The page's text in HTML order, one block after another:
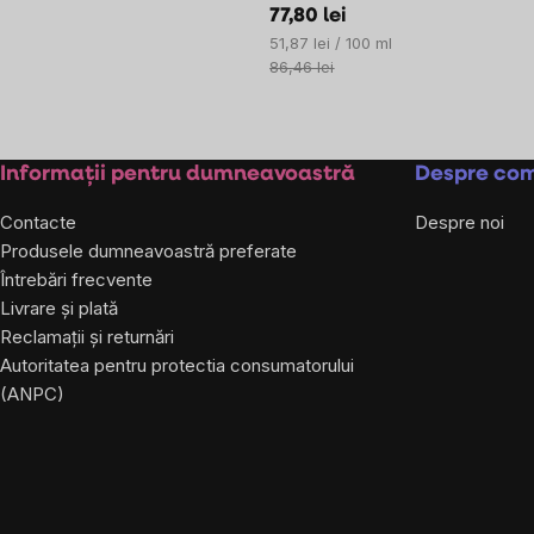
77,80 lei
Evaluare
preţ:
51,87 lei / 100 ml
86,46 lei
Subsol
Informații pentru dumneavoastră
Contacte
Produsele dumneavoastră preferate
Întrebări frecvente
Livrare și plată
Reclamații și returnări
Autoritatea pentru protectia consumatorului
(ANPC)
Despre
Despre noi